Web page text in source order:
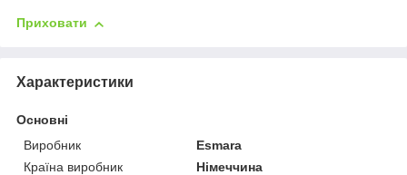
Приховати
Характеристики
Основні
Виробник
Esmara
Країна виробник
Німеччина